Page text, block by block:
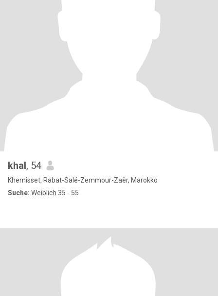
khal, 54
Khemisset, Rabat-Salé-Zemmour-Zaër, Marokko
Suche: Weiblich 35 - 55